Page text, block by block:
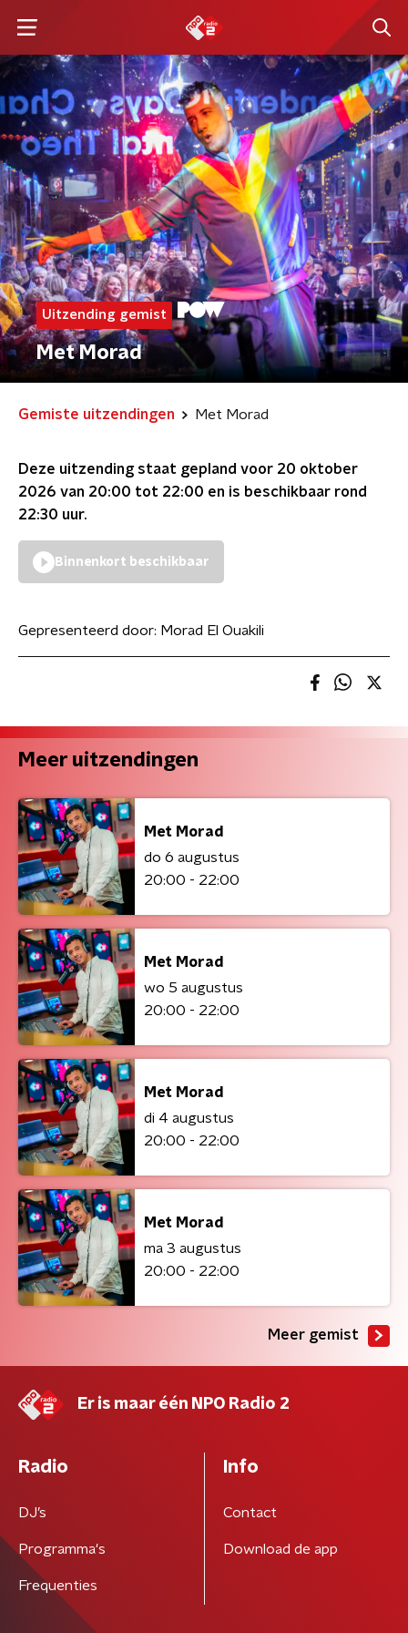
Uitzending gemist
Met Morad
Gemiste uitzendingen Met Morad
Deze uitzending staat gepland voor 20 oktober
2026 van 20:00 tot 22:00 en is beschikbaar rond
22:30 uur.
Binnenkort beschikbaar
Gepresenteerd door: Morad El Ouakili
Meer uitzendingen
Met Morad
do 6 augustus
20:00 - 22:00
Met Morad
wo 5 augustus
20:00 - 22:00
Met Morad
di 4 augustus
20:00 - 22:00
Met Morad
ma 3 augustus
20:00 - 22:00
Meer gemist
Er is maar één NPO Radio 2
Radio
DJ’s
Programma's
Frequenties
Info
Contact
Download de app